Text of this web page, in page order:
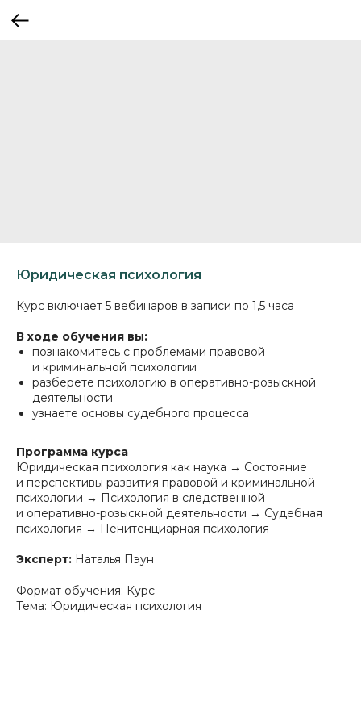
Юридическая психология
Курс включает 5 вебинаров в записи по 1,5 часа
В ходе обучения вы:
познакомитесь с проблемами правовой
и криминальной психологии
разберете психологию в оперативно-розыскной
деятельности
узнаете основы судебного процесса
Программа курса
Юридическая психология как наука → Состояние
и перспективы развития правовой и криминальной
психологии → Психология в следственной
и оперативно-розыскной деятельности → Судебная
психология → Пенитенциарная психология
Эксперт: Наталья Пэун
Формат обучения: Курс
Тема: Юридическая психология